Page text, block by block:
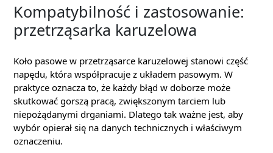
Kompatybilność i zastosowanie:
przetrząsarka karuzelowa
Koło pasowe w przetrząsarce karuzelowej stanowi część
napędu, która współpracuje z układem pasowym. W
praktyce oznacza to, że każdy błąd w doborze może
skutkować gorszą pracą, zwiększonym tarciem lub
niepożądanymi drganiami. Dlatego tak ważne jest, aby
wybór opierał się na danych technicznych i właściwym
oznaczeniu.